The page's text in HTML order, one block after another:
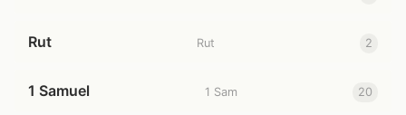
Rut Rut 2
1 Samuel 1 Sam 20